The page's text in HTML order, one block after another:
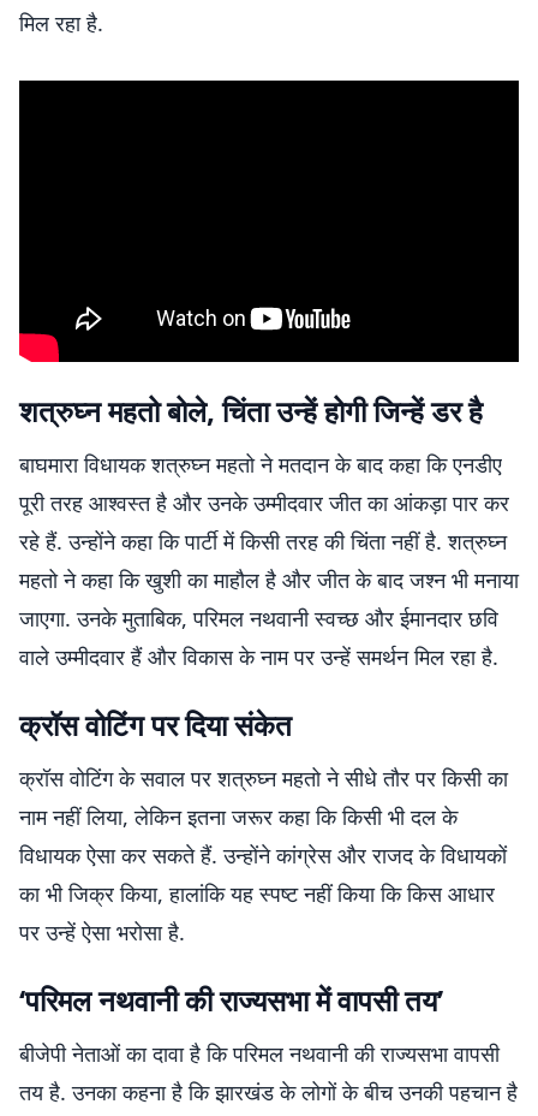
मिल रहा है.
शत्रुघ्न महतो बोले, चिंता उन्हें होगी जिन्हें डर है
बाघमारा विधायक शत्रुघ्न महतो ने मतदान के बाद कहा कि एनडीए
पूरी तरह आश्वस्त है और उनके उम्मीदवार जीत का आंकड़ा पार कर
रहे हैं. उन्होंने कहा कि पार्टी में किसी तरह की चिंता नहीं है. शत्रुघ्न
महतो ने कहा कि खुशी का माहौल है और जीत के बाद जश्न भी मनाया
जाएगा. उनके मुताबिक, परिमल नथवानी स्वच्छ और ईमानदार छवि
वाले उम्मीदवार हैं और विकास के नाम पर उन्हें समर्थन मिल रहा है.
क्रॉस वोटिंग पर दिया संकेत
क्रॉस वोटिंग के सवाल पर शत्रुघ्न महतो ने सीधे तौर पर किसी का
नाम नहीं लिया, लेकिन इतना जरूर कहा कि किसी भी दल के
विधायक ऐसा कर सकते हैं. उन्होंने कांग्रेस और राजद के विधायकों
का भी जिक्र किया, हालांकि यह स्पष्ट नहीं किया कि किस आधार
पर उन्हें ऐसा भरोसा है.
‘परिमल नथवानी की राज्यसभा में वापसी तय’
बीजेपी नेताओं का दावा है कि परिमल नथवानी की राज्यसभा वापसी
तय है. उनका कहना है कि झारखंड के लोगों के बीच उनकी पहचान है